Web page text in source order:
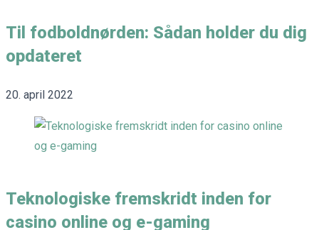
Til fodboldnørden: Sådan holder du dig
opdateret
20. april 2022
Teknologiske fremskridt inden for
casino online og e-gaming